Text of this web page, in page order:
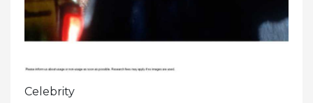
Celebrity